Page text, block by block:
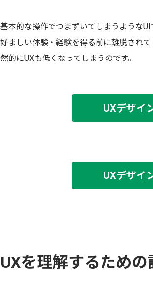
基本的な操作でつまずいてしまうような
好ましい体験・経験を得る前に離脱され
然的にUXも低くなってしまうのです。
UXデザイ
UXデザイ
UXを理解するための